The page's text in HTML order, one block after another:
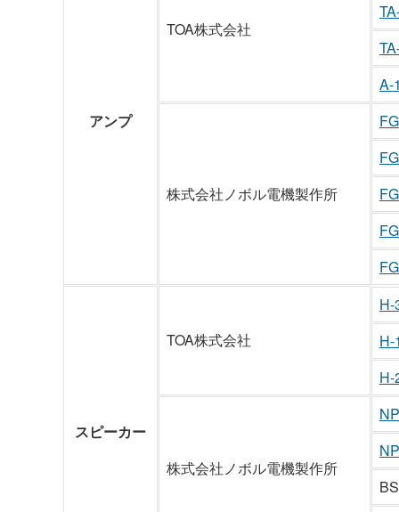
アンプ
TOA株式会社
A-
株式会社ノボル電機製作所
スピーカー
TOA株式会社
H-
H-
H-
株式会社ノボル電機製作所